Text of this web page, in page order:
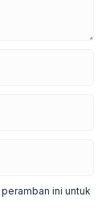
ini untuk